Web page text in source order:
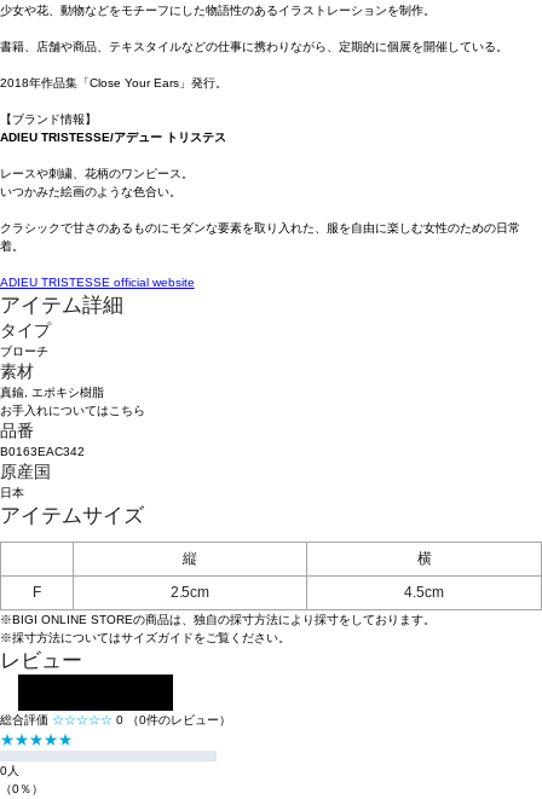
少女や花、動物などをモチーフにした物語性のあるイラストレーションを制作。
書籍、店舗や商品、テキスタイルなどの仕事に携わりながら、定期的に個展を開催している。
2018年作品集「Close Your Ears」発行。
【ブランド情報】
ADIEU TRISTESSE/アデュー トリステス
レースや刺繍、花柄のワンピース。
いつかみた絵画のような色合い。
クラシックで甘さのあるものにモダンな要素を取り入れた、服を自由に楽しむ女性のための日常
着。
ADIEU TRISTESSE official website
アイテム詳細
タイプ
ブローチ
素材
真鍮, エポキシ樹脂
お手入れについてはこちら
品番
B0163EAC342
原産国
日本
アイテムサイズ
縦
横
F
2.5cm 4.5cm
※BIGI ONLINE STOREの商品は、独自の採寸方法により採寸をしております。
※採寸方法についてはサイズガイドをご覧ください。
レビュー
総合評価 ☆☆☆☆☆ 0 （0件のレビュー）
★★★★★
0人
（0％）